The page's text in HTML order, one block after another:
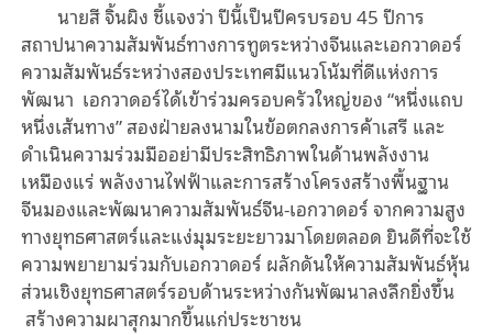
นายสี จิ้นผิง ชี้แจงว่า ปีนี้เป็นปีครบรอบ 45 ปีการ
สถาปนาความสัมพันธ์ทางการทูตระหว่างจีนและเอกวาดอร์
ความสัมพันธ์ระหว่างสองประเทศมีแนวโน้มที่ดีแห่งการ
พัฒนา เอกวาดอร์ได้เข้าร่วมครอบครัวใหญ่ของ “หนึ่งแถบ
หนึ่งเส้นทาง” สองฝ่ายลงนามในข้อตกลงการค้าเสรี และ
ดำเนินความร่วมมืออย่ามีประสิทธิภาพในด้านพลังงาน
เหมืองแร่ พลังงานไฟฟ้าและการสร้างโครงสร้างพื้นฐาน
จีนมองและพัฒนาความสัมพันธ์จีน-เอกวาดอร์ จากความสูง
ทางยุทธศาสตร์และแง่มุมระยะยาวมาโดยตลอด ยินดีที่จะใช้
ความพยายามร่วมกับเอกวาดอร์ ผลักดันให้ความสัมพันธ์หุ้น
ส่วนเชิงยุทธศาสตร์รอบด้านระหว่างกันพัฒนาลงลึกยิ่งขึ้น
สร้างความผาสุกมากขึ้นแก่ประชาชน